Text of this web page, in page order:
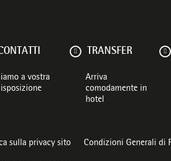
a vostra
TRANSFER
Arriva
comodamente in
hotel
sulla privacy sito Condizioni Generali di